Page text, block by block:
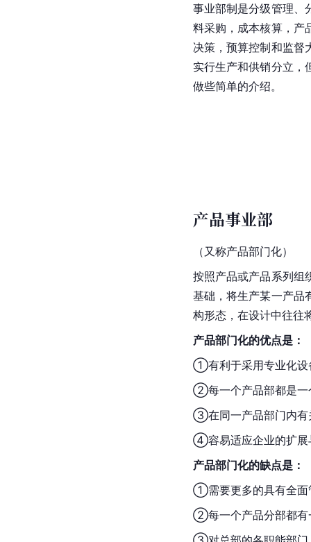
事业部制是分级管理、
料采购，成本核算，产
决策，预算控制和监督
实行生产和供销分立，
做些简单的介绍。
产品事业部
（又称产品部门化）
按照产品或产品系列组
基础，将生产某一产品
构形态，在设计中往往
产品部门化的优点是：
①有利于采用专业化设
②每一个产品部都是一
③在同一产品部门内有
④容易适应企业的扩展
产品部门化的缺点是：
①需要更多的具有全面
②每一个产品分部都有